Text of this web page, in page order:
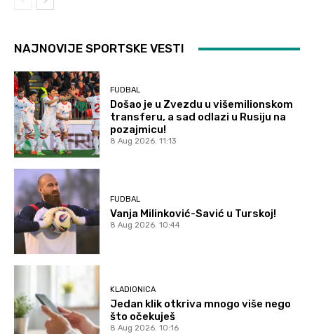
NAJNOVIJE SPORTSKE VESTI
FUDBAL
Došao je u Zvezdu u višemilionskom
transferu, a sad odlazi u Rusiju na
pozajmicu!
8 Aug 2026. 11:13
FUDBAL
Vanja Milinković-Savić u Turskoj!
8 Aug 2026. 10:44
KLADIONICA
Jedan klik otkriva mnogo više nego
što očekuješ
8 Aug 2026. 10:16